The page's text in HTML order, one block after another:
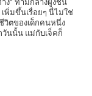
พิ่มขึ้นเรื่อยๆ นี่ไม่ใช่
ตของเด็กคนหนึ่ง
วันนั้น แม่กับเจ็คก็